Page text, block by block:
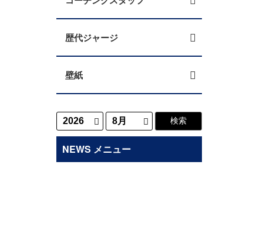
歴代ジャージ
壁紙
NEWS メニュー